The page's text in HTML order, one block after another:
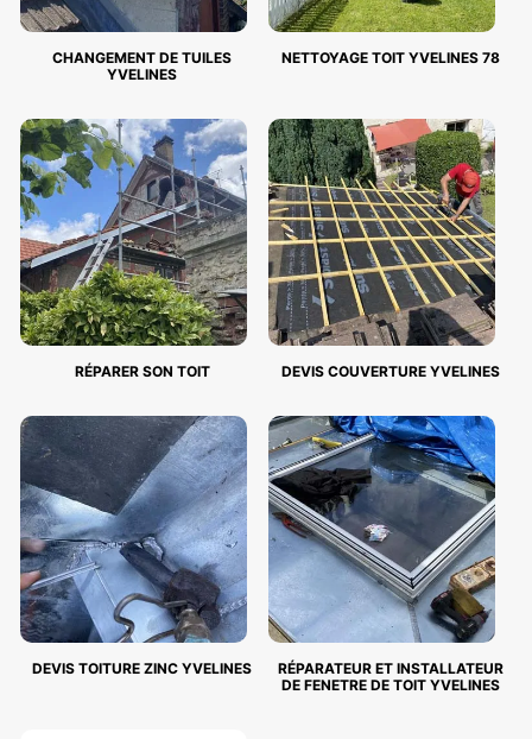
CHANGEMENT DE TUILES
YVELINES
NETTOYAGE TOIT YVELINES 78
RÉPARER SON TOIT DEVIS COUVERTURE YVELINES
DEVIS TOITURE ZINC YVELINES
RÉPARATEUR ET INSTALLATEUR
DE FENETRE DE TOIT YVELINES